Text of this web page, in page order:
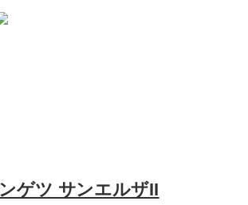
ゲツ サンエルザII